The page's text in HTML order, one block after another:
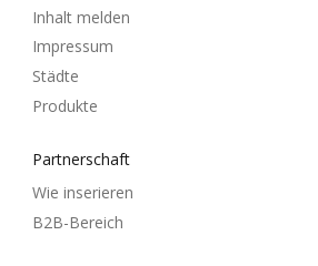
Inhalt melden
Impressum
Städte
Produkte
Partnerschaft
Wie inserieren
B2B-Bereich